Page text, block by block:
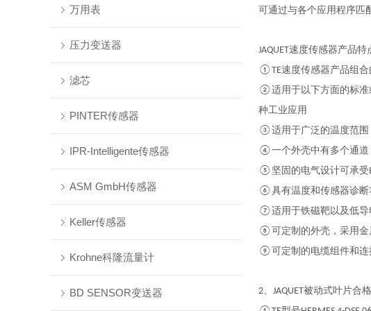
万用表
压力变送器
滤芯
PINTER传感器
IPR-Intelligente传感器
ASM GmbH传感器
Keller传感器
Krohne科隆流量计
BD SENSOR变送器
可通过与各个应用程序匹
JAQUET速度传感器产品特
①TE速度传感器产品组
② 适用于以下方面的标
种工业应用
③ 适用于广泛的温度范围
④ 一个外壳中有多个通
⑤ 坚固的电气设计可承受
⑥ 具有温度和传感器诊
⑦ 适用于铁磁靶以及低
⑧ 可定制的外壳，采用
⑨ 可定制的电缆组件和连
2、 JAQUET被动式叶片合